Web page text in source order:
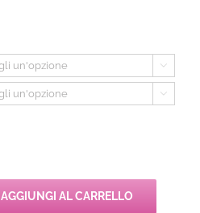


AGGIUNGI AL CARRELLO